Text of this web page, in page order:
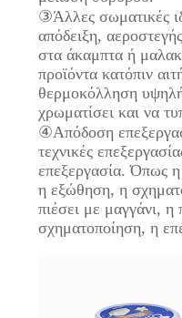
③Άλλες σωματικές
απόδειξη,
στα άκαμπτα ή
προϊόντα κατόπιν
θερμοκόλληση
χρωματίσει και να
④Απόδοση
τεχνικές
επεξεργασία. Όπως
η εξώθηση, η
πιέσει με μαγγάνι, η
σχηματοποίηση, η